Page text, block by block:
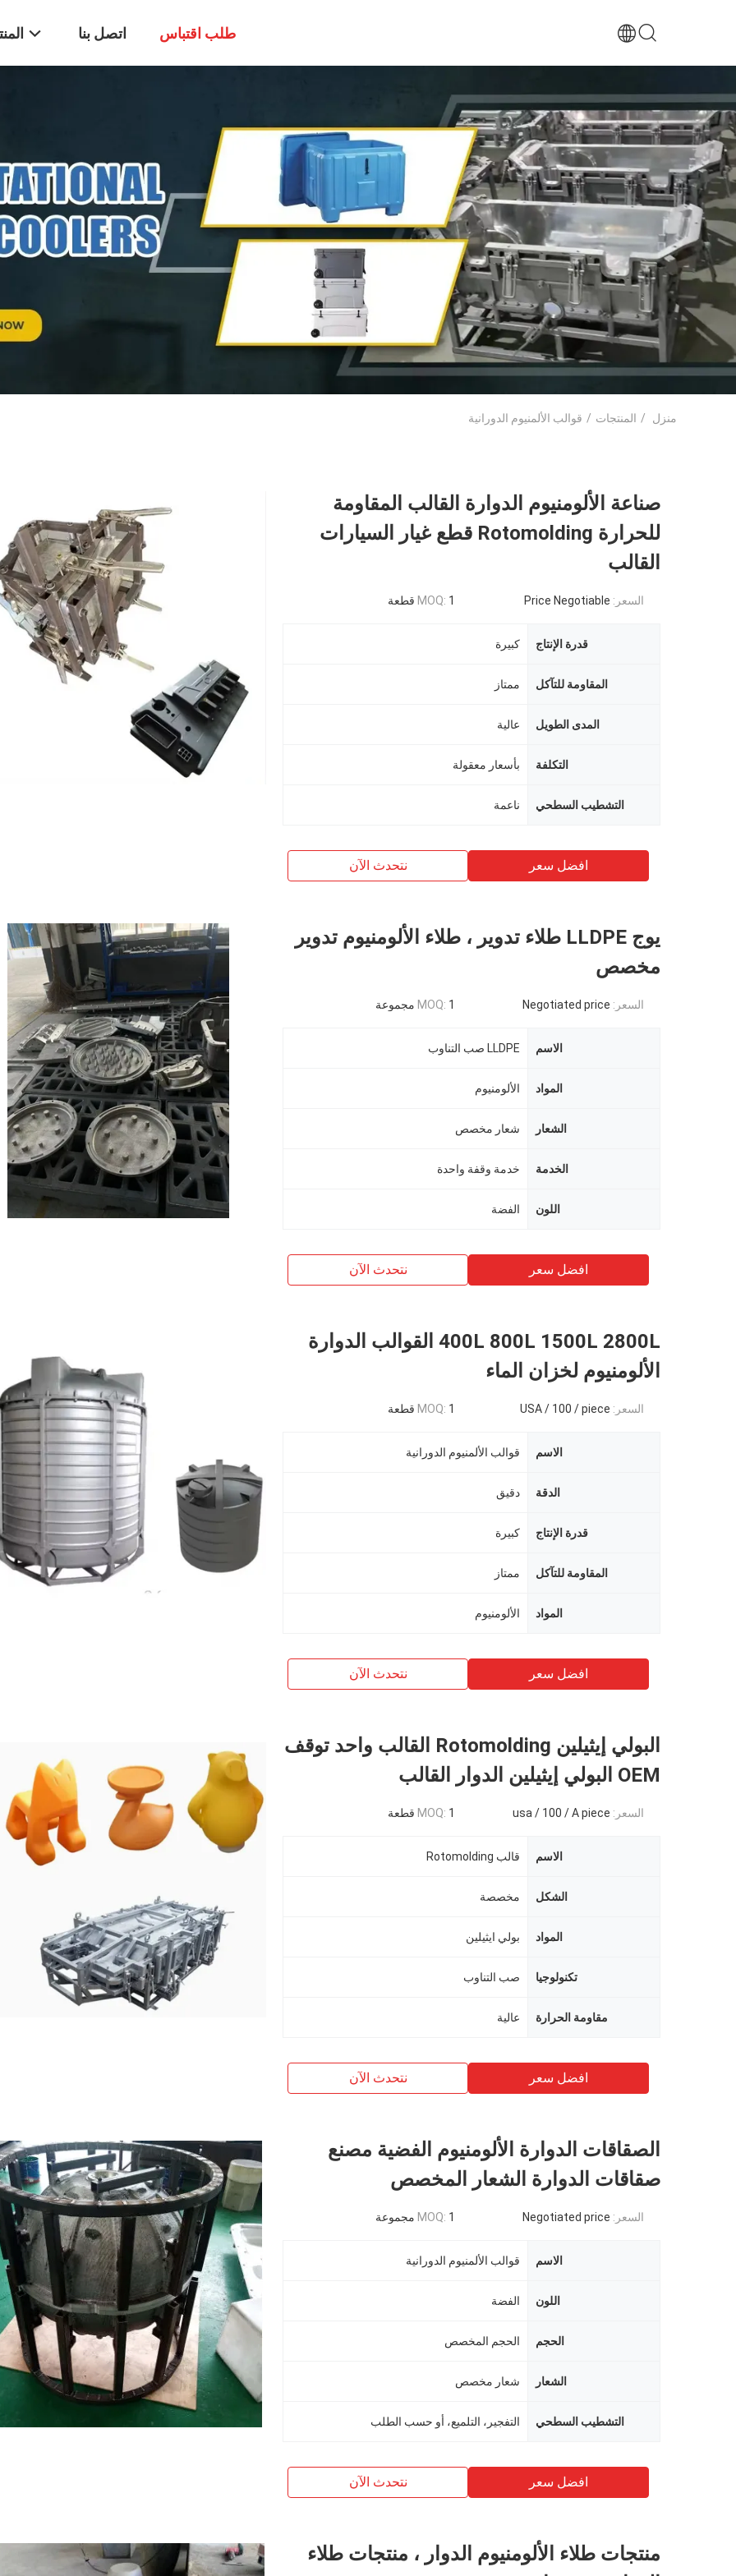
اتصل بنا طلب اقتباس
منزل / المنتجات / قوالب الألمنيوم الدورانية
صناعة الألومنيوم الدوارة القالب المقاومة
للحرارة Rotomolding قطع غيار السيارات
القالب
السعر: Price Negotiable
MOQ: 1 قطعة
قدرة الإنتاج كبيرة
المقاومة للتآكل ممتاز
المدى الطويل عالية
التكلفة بأسعار معقولة
التشطيب السطحي ناعمة
افضل سعر نتحدث الآن
يوج LLDPE طلاء تدوير ، طلاء الألومنيوم تدوير
مخصص
السعر: Negotiated price
MOQ: 1 مجموعة
الاسم LLDPE صب التناوب
المواد الألومنيوم
الشعار شعار مخصص
الخدمة خدمة وقفة واحدة
اللون الفضة
افضل سعر نتحدث الآن
400L 800L 1500L 2800L القوالب الدوارة
الألومنيوم لخزان الماء
السعر: USA / 100 / piece
MOQ: 1 قطعة
الاسم قوالب الألمنيوم الدورانية
الدقة دقيق
قدرة الإنتاج كبيرة
المقاومة للتآكل ممتاز
المواد الألومنيوم
افضل سعر نتحدث الآن
البولي إيثيلين Rotomolding القالب واحد توقف
OEM البولي إيثيلين الدوار القالب
السعر: usa / 100 / A piece
MOQ: 1 قطعة
الاسم قالب Rotomolding
الشكل مخصصة
المواد بولي ايثيلين
تكنولوجيا صب التناوب
مقاومة الحرارة عالية
افضل سعر نتحدث الآن
الصقاقات الدوارة الألومنيوم الفضية مصنع
صقاقات الدوارة الشعار المخصص
السعر: Negotiated price
MOQ: 1 مجموعة
الاسم قوالب الألمنيوم الدورانية
اللون الفضة
الحجم الحجم المخصص
الشعار شعار مخصص
التشطيب السطحي التفجير، التلميع، أو حسب الطلب
افضل سعر نتحدث الآن
منتجات طلاء الألومنيوم الدوار ، منتجات طلاء